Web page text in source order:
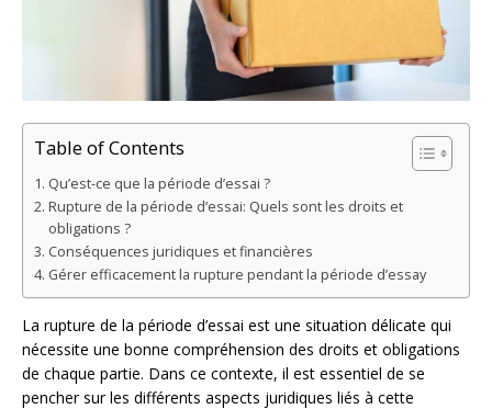
Table of Contents
Qu’est-ce que la période d’essai ?
Rupture de la période d’essai: Quels sont les droits et
obligations ?
Conséquences juridiques et financières
Gérer efficacement la rupture pendant la période d’essay
La rupture de la période d’essai est une situation délicate qui
nécessite une bonne compréhension des droits et obligations
de chaque partie. Dans ce contexte, il est essentiel de se
pencher sur les différents aspects juridiques liés à cette